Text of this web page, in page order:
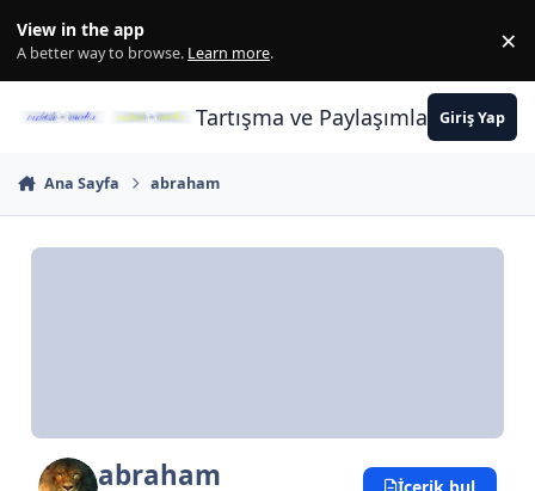
View in the app
A better way to browse. Learn more. ×
Tartışma ve PaylaşımlarınGiriş Yap
Ana Sayfa abraham
abraham